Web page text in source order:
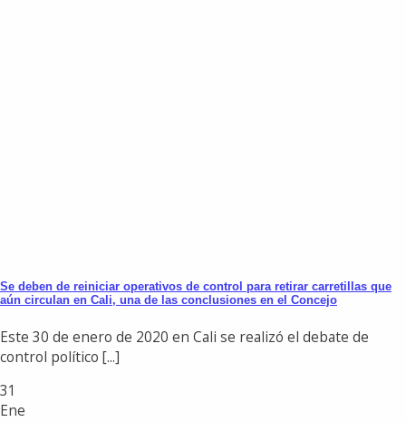
Se deben de reiniciar operativos de control para retirar carretillas que
aún circulan en Cali, una de las conclusiones en el Concejo
Este 30 de enero de 2020 en Cali se realizó el debate de
control político [...]
31
Ene